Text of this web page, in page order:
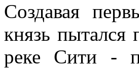
Создавая
князь пытался
реке Сити -